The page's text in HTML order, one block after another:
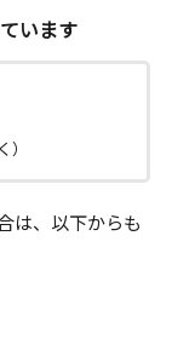
います
は、以下からも